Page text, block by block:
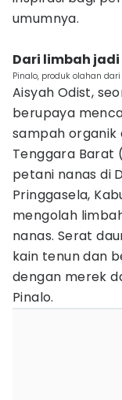
umumnya.
Dari limbah
Pinalo, produk olahan
Aisyah Odist,
berupaya
sampah organik
Tenggara Barat
petani nanas di
Pringgasela,
mengolah
nanas. Serat
kain tenun dan
dengan merek
Pinalo.